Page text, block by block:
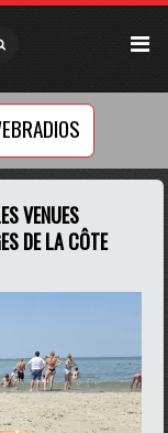
VENUES
DE LA CÔTE